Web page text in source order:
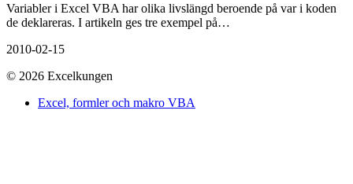
Variabler i Excel VBA har olika livslängd beroende på var i koden
de deklareras. I artikeln ges tre exempel på…
2010-02-15
© 2026 Excelkungen
Excel, formler och makro VBA